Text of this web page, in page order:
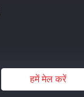
हमें मेल करें